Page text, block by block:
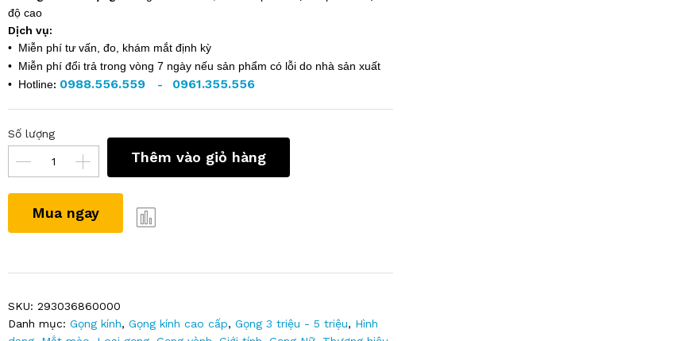
độ cao
Dịch vụ:
• Miễn phí tư vấn, đo, khám mắt định kỳ
• Miễn phí đổi trả trong vòng 7 ngày nếu sản phẩm có lỗi do nhà sản xuất
• Hotline: 0988.556.559 - 0961.355.556
Số lượng
Thêm vào giỏ hàng
Mua ngay
SKU: 293036860000
Danh mục: Gọng kính, Gọng kính cao cấp, Gọng 3 triệu - 5 triệu, Hình